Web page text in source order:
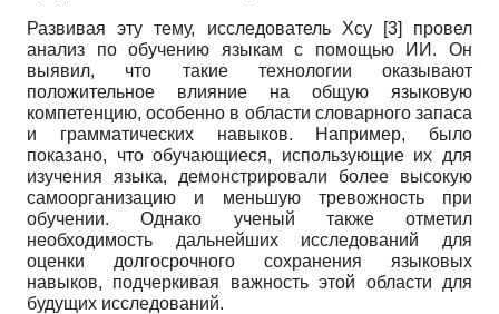
Развивая эту тему, исследователь Хсу [3] провел
анализ по обучению языкам с помощью ИИ. Он
выявил, что такие технологии оказывают
положительное влияние на общую языковую
компетенцию, особенно в области словарного запаса
и грамматических навыков. Например, было
показано, что обучающиеся, использующие их для
изучения языка, демонстрировали более высокую
самоорганизацию и меньшую тревожность при
обучении. Однако ученый также отметил
необходимость дальнейших исследований для
оценки долгосрочного сохранения языковых
навыков, подчеркивая важность этой области для
будущих исследований.